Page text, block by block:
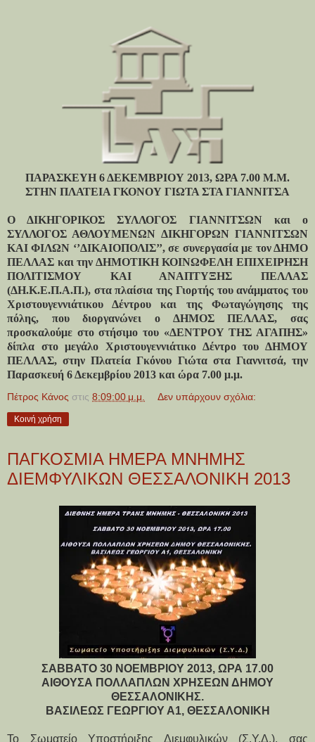
ΠΑΡΑΣΚΕΥΗ 6 ΔΕΚΕΜΒΡΙΟΥ 2013, ΩΡΑ 7.00 Μ.Μ.
ΣΤΗΝ ΠΛΑΤΕΙΑ ΓΚΟΝΟΥ ΓΙΩΤΑ ΣΤΑ ΓΙΑΝΝΙΤΣΑ
Ο ΔΙΚΗΓΟΡΙΚΟΣ ΣΥΛΛΟΓΟΣ ΓΙΑΝΝΙΤΣΩΝ και ο
ΣΥΛΛΟΓΟΣ ΑΘΛΟΥΜΕΝΩΝ ΔΙΚΗΓΟΡΩΝ ΓΙΑΝΝΙΤΣΩΝ
ΚΑΙ ΦΙΛΩΝ ‘’ΔΙΚΑΙΟΠΟΛΙΣ’’, σε συνεργασία με τον ΔΗΜΟ
ΠΕΛΛΑΣ και την ΔΗΜΟΤΙΚΗ ΚΟΙΝΩΦΕΛΗ ΕΠΙΧΕΙΡΗΣΗ
ΠΟΛΙΤΙΣΜΟΥ ΚΑΙ ΑΝΑΠΤΥΞΗΣ ΠΕΛΛΑΣ
(ΔΗ.Κ.Ε.Π.Α.Π.), στα πλαίσια της Γιορτής του ανάμματος του
Χριστουγεννιάτικου Δέντρου και της Φωταγώγησης της
πόλης, που διοργανώνει ο ΔΗΜΟΣ ΠΕΛΛΑΣ, σας
προσκαλούμε στο στήσιμο του «ΔΕΝΤΡΟΥ ΤΗΣ ΑΓΑΠΗΣ»
δίπλα στο μεγάλο Χριστουγεννιάτικο Δέντρο του ΔΗΜΟΥ
ΠΕΛΛΑΣ, στην Πλατεία Γκόνου Γιώτα στα Γιαννιτσά, την
Παρασκευή 6 Δεκεμβρίου 2013 και ώρα 7.00 μ.μ.
Πέτρος Κάνος στις 8:09:00 μ.μ. Δεν υπάρχουν σχόλια:
Κοινή χρήση
ΠΑΓΚΟΣΜΙΑ ΗΜΕΡΑ ΜΝΗΜΗΣ
ΔΙΕΜΦΥΛΙΚΩΝ ΘΕΣΣΑΛΟΝΙΚΗ 2013
ΣΑΒΒΑΤΟ 30 ΝΟΕΜΒΡΙΟΥ 2013, ΩΡΑ 17.00
ΑΙΘΟΥΣΑ ΠΟΛΛΑΠΛΩΝ ΧΡΗΣΕΩΝ ΔΗΜΟΥ
ΘΕΣΣΑΛΟΝΙΚΗΣ.
ΒΑΣΙΛΕΩΣ ΓΕΩΡΓΙΟΥ Α1, ΘΕΣΣΑΛΟΝΙΚΗ
Το Σωματείο Υποστήριξης Διεμφυλικών (Σ.Υ.Δ.), σας